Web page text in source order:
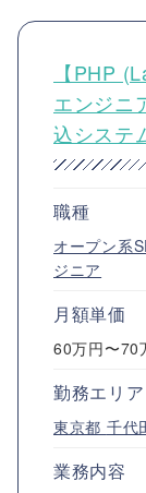
【PHP
エンジニ
込システ
職種
オープン系
ジニア
月額単価
60万円〜70
勤務エリア
東京都 千代
業務内容